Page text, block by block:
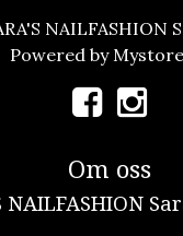
NAILFASHION
Powered by
Om oss
NAILFASHION